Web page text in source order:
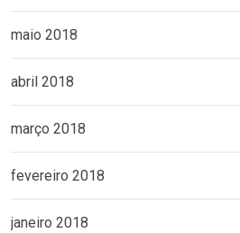
maio 2018
abril 2018
março 2018
fevereiro 2018
janeiro 2018